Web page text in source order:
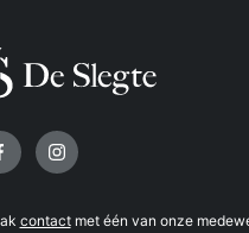
ons op
contactmet één van onze